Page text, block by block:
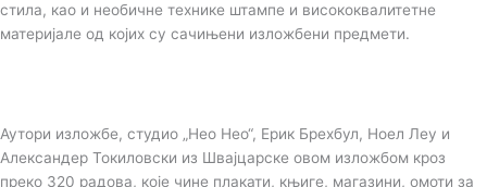
стила, као и необичне технике штампе и висококвалитетне
материјале од којих су сачињени изложбени предмети.
Аутори изложбе, студио „Нео Нео“, Ерик Брехбул, Ноел Леу и
Александер Токиловски из Швајцарске овом изложбом кроз
преко 320 радова, које чине плакати, књиге, магазини, омоти за